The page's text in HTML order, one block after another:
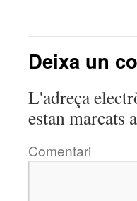
Deixa un
L'adreça
estan marcats
Comentari